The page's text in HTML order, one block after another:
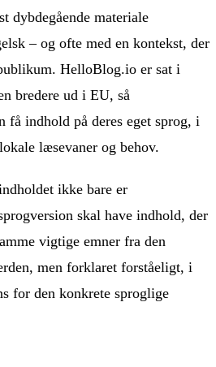
dybdegående materiale
– og ofte med en kontekst, der
HelloBlog.io er sat i
bredere ud i EU, så
få indhold på deres eget sprog, i
læsevaner og behov.
ikke bare er
skal have indhold, der
vigtige emner fra den
men forklaret forståeligt, i
for den konkrete sproglige